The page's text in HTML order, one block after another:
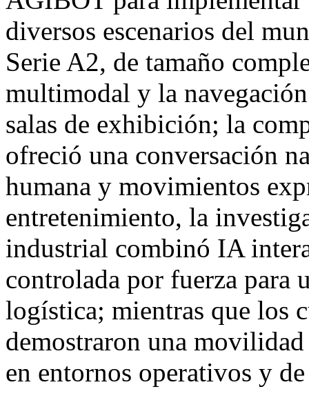
diversos escenarios del
Serie A2, de tamaño
multimodal y la
salas de exhibición; la
ofreció una conversación
humana y movimientos
entretenimiento, la
industrial combinó IA
controlada por fuerza para
logística; mientras que los
demostraron una
en entornos operativos y